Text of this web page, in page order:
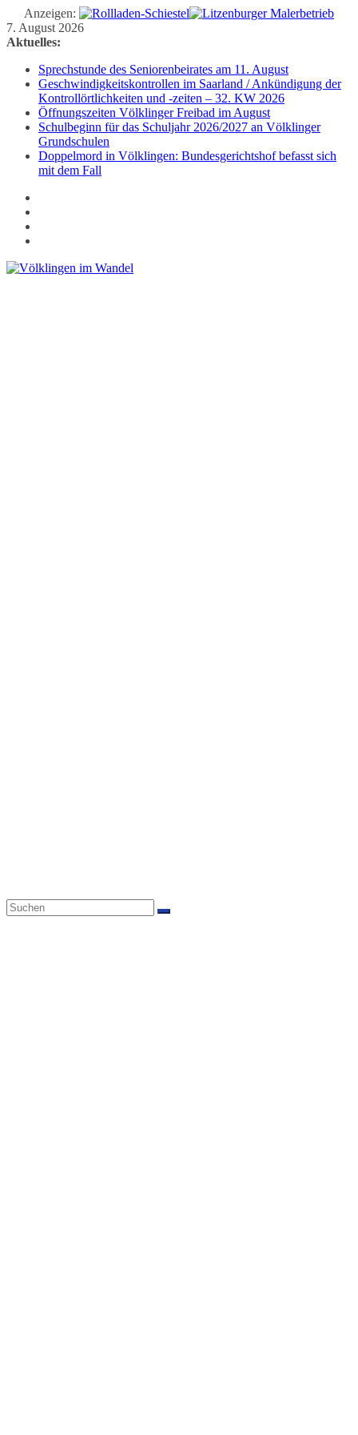
Anzeigen:
Zum
Inhalt
7. August 2026
Aktuelles:
Sprechstunde des Seniorenbeirates am 11. August
Geschwindigkeitskontrollen im Saarland / Ankündigung der
Kontrollörtlichkeiten und -zeiten – 32. KW 2026
Öffnungszeiten Völklinger Freibad im August
Schulbeginn für das Schuljahr 2026/2027 an Völklinger
Grundschulen
Doppelmord in Völklingen: Bundesgerichtshof befasst sich
mit dem Fall